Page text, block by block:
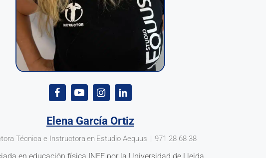
Elena García Ortiz
Técnica e Instructora en Estudio Aequus | 971 28 68 38